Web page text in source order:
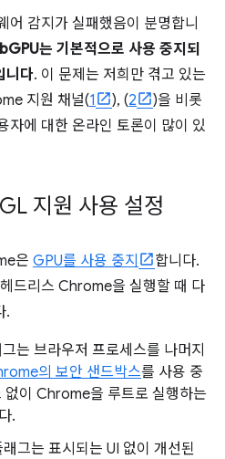
어 감지가 실패했음이 분명합니
는 기본적으로 사용 중지되
니다. 이 문제는 저희만 겪고 있는
지원 채널(1 ), (2
)을 비롯
자에 대한 온라인 토론이 많이 있
GL 지원 사용 설정
은 GPU를 사용 중지
합니다.
드리스 Chrome을 실행할 때 다
.
는 브라우저 프로세스를 나머지
의 보안 샌드박스를 사용 중
없이 Chrome을 루트로 실행하는
.
래그는 표시되는 UI 없이 개선된